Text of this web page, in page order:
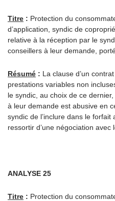
Titre : Protection du
d’application, syndic de
relative à la réception par le
conseillers à leur demande,
Résumé : La clause d’un
prestations variables non
le syndic, au choix de ce
à leur demande est abusive en
syndic de l’inclure dans le
ressortir d’une négociation avec
ANALYSE 25
Titre : Protection du